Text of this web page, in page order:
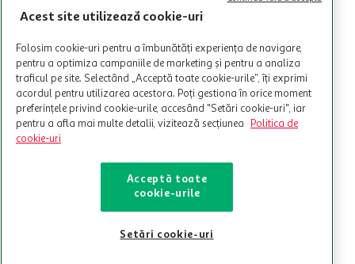
Intra acum in aplicatia Auchan
Acest site utilizează cookie-uri
Folosim cookie-uri pentru a îmbunătăți experiența de navigare,
pentru a optimiza campaniile de marketing și pentru a analiza
traficul pe site. Selectând „Acceptă toate cookie-urile”, îți exprimi
acordul pentru utilizarea acestora. Poți gestiona în orice moment
preferințele privind cookie-urile, accesând "Setări cookie-uri", iar
pentru a afla mai multe detalii, vizitează secțiunea
Politica de
cookie-uri
Acceptă toate
cookie-urile
Setări cookie-uri